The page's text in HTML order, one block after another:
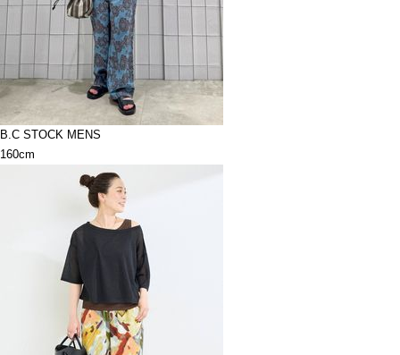
B.C STOCK MENS
160cm